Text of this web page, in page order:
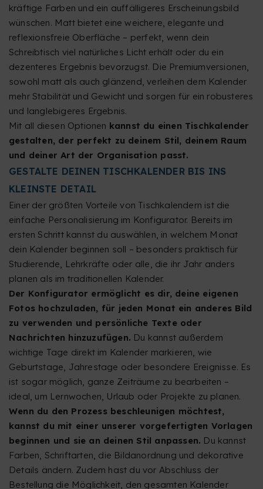
kräftige Farben und ein auffälligeres Erscheinungsbild
wünschen. Matt bietet eine weichere, elegante und
reflexionsfreie Oberfläche – perfekt, wenn dein
Schreibtisch viel natürliches Licht erhält oder du ein
dezenteres Ergebnis bevorzugst. Die Premiumversionen,
sowohl matt als auch glänzend, verleihen dem Kalender
mehr Stabilität und Gewicht und sorgen für ein robusteres
und langlebigeres Ergebnis.
Mit all diesen Optionen kannst du einen Tischkalender
gestalten, der perfekt zu deinem Stil, deinem Raum
und deiner Art der Organisation passt.
GESTALTE DEINEN TISCHKALENDER BIS INS
KLEINSTE DETAIL
Einer der größten Vorteile von Tischkalendern ist die
einfache Personalisierung im Konfigurator. Bereits im
ersten Schritt kannst du auswählen, in welchem Monat
dein Kalender beginnen soll – besonders praktisch für
Studierende, Lehrkräfte oder alle, die ihr Jahr anders
planen als im traditionellen Kalender.
Der Konfigurator ermöglicht es dir, deine eigenen
Fotos hochzuladen, für jeden Monat ein anderes Bild
zu verwenden und persönliche Texte oder
Nachrichten hinzuzufügen. Du kannst außerdem
wichtige Tage direkt im Kalender markieren, wie
Geburtstage, Jahrestage oder besondere Ereignisse. Es
ist sogar möglich, ganze Zeiträume zu bearbeiten –
ideal, um Lernwochen, Urlaub oder Projekte zu planen.
Wenn du den Prozess beschleunigen möchtest,
kannst du mit einer unserer vorgefertigten Vorlagen
beginnen und sie an deinen Stil anpassen. Du kannst
Farben, Schriftarten, die Bildanordnung und dekorative
Details ändern. Zudem hast du vor Abschluss der
Bestellung die Möglichkeit, den gesamten Kalender